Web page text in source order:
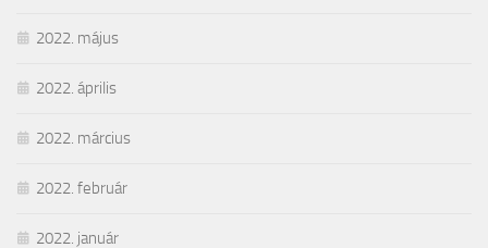
2022. május
2022. április
2022. március
2022. február
2022. január